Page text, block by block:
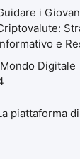
i
e
Mondo Digitale
piattaforma